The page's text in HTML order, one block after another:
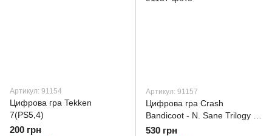
Артикул: 91154
Цифрова гра Tekken
7(PS5,4)
200 грн
Артикул: 91157
Цифрова гра Crash
Bandicoot - N. Sane Trilogy +
CTR Nitro-Fueled - PS4, PS5
530 грн